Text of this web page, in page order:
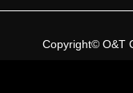
Copyright©O&T